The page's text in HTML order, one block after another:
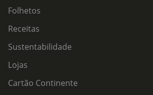
Folhetos
Receitas
Sustentabilidade
Lojas
Cartão Continente